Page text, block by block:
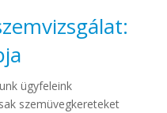
ügyfeleink
szemüvegkereteket